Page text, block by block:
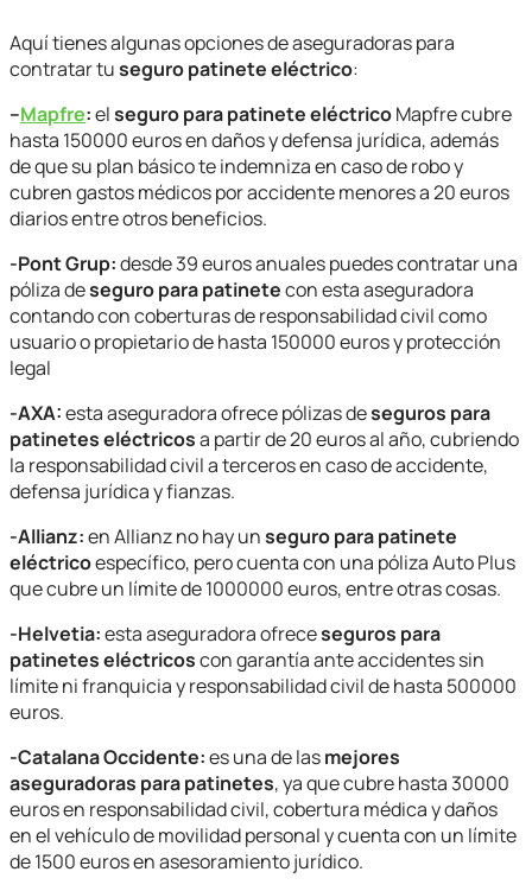
Aquí tienes algunas opciones de aseguradoras para
contratar tuseguro patinete eléctrico:
–Mapfre:elseguro para patinete eléctricoMapfre cubre
hasta 150000 euros en daños y defensa jurídica, además
de que su plan básico te indemniza en caso de robo y
cubren gastos médicos por accidente menores a 20 euros
diarios entre otros beneficios.
-Pont Grup:desde 39 euros anuales puedes contratar una
póliza deseguro para patinetecon esta aseguradora
contando con coberturas de responsabilidad civil como
usuario o propietario de hasta 150000 euros y protección
legal
-AXA:esta aseguradora ofrece pólizas deseguros para
patinetes eléctricosa partir de 20 euros al año, cubriendo
la responsabilidad civil a terceros en caso de accidente,
defensa jurídica y fianzas.
-Allianz:en Allianz no hay unseguro para patinete
eléctricoespecífico, pero cuenta con una póliza Auto Plus
que cubre un límite de 1000000 euros, entre otras cosas.
-Helvetia:esta aseguradora ofreceseguros para
patinetes eléctricoscon garantía ante accidentes sin
límite ni franquicia y responsabilidad civil de hasta 500000
euros.
-Catalana Occidente:es una de lasmejores
aseguradoras para patinetes, ya que cubre hasta 30000
euros en responsabilidad civil, cobertura médica y daños
en el vehículo de movilidad personal y cuenta con un límite
de 1500 euros en asesoramiento jurídico.